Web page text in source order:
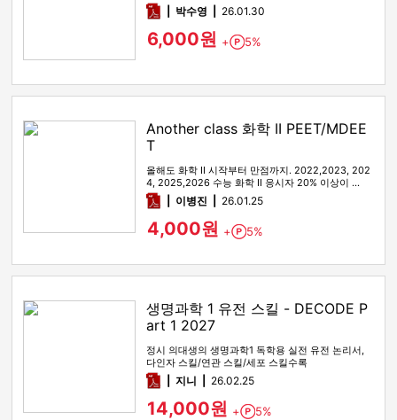
pdf박수영 26.01.30
6,000원 + Point
5%
Another class 화학 II PEET/MDEE
T
올해도 화학 II 시작부터 만점까지. 2022,2023, 202
4, 2025,2026 수능 화학 II 응시자 20% 이상이 …
pdf이병진 26.01.25
4,000원 + Point
5%
생명과학 1 유전 스킬 - DECODE P
art 1 2027
정시 의대생의 생명과학1 독학용 실전 유전 논리서,
다인자 스킬/연관 스킬/세포 스킬수록
pdf지니 26.02.25
14,000원 + Point
5%